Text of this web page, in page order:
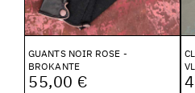
GUANTS NOIR ROSE -
BROKANTE
55,00 €